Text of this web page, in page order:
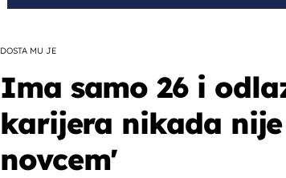
DOSTA MU JE
Ima samo 26 i
karijera nikada
novcem'